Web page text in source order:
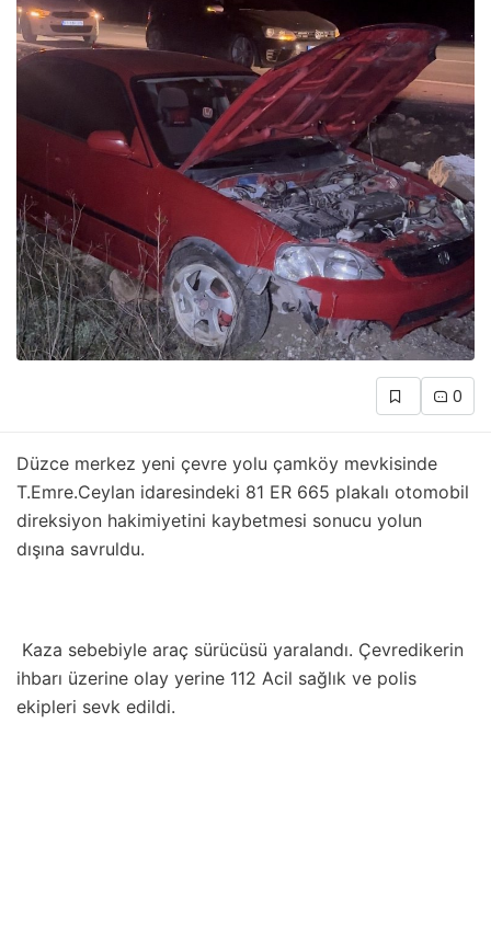
0
Düzce merkez yeni çevre yolu çamköy mevkisinde
T.Emre.Ceylan idaresindeki 81 ER 665 plakalı otomobil
direksiyon hakimiyetini kaybetmesi sonucu yolun
dışına savruldu.
Kaza sebebiyle araç sürücüsü yaralandı. Çevredikerin
ihbarı üzerine olay yerine 112 Acil sağlık ve polis
ekipleri sevk edildi.